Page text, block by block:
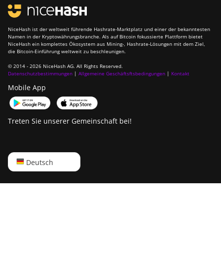
NiceHash ist der weltweit führende Hashrate-Marktplatz und einer der bekanntesten
Namen in der Kryptowährungsbranche. Als auf Bitcoin fokussierte Plattform bietet
NiceHash ein komplettes Ökosystem aus Mining-, Hashrate-Lösungen mit dem Ziel,
die Bitcoin-Einführung weltweit zu beschleunigen.
© 2014 - 2026 NiceHash AG. All Rights Reserved.
Datenschutzbestimmungen | Allgemeine Geschäftsftsbedingungen | Kontakt
Mobile App
Treten Sie unserer Gemeinschaft bei!
Deutsch
English